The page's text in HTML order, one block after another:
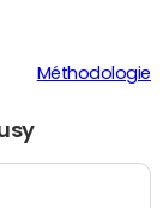
Méthodologie